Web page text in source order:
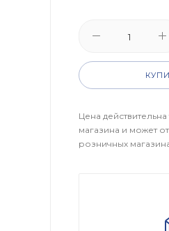
Цена
магазина и может
розничных